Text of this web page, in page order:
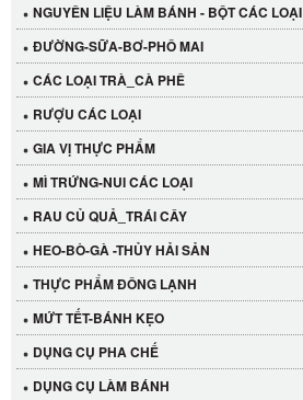
NGUYÊN LIỆU LÀM BÁNH - BỘT CÁC LOẠI
ĐƯỜNG-SỮA-BƠ-PHÔ MAI
CÁC LOẠI TRÀ_CÀ PHÊ
RƯỢU CÁC LOẠI
GIA VỊ THỰC PHẨM
MÌ TRỨNG-NUI CÁC LOẠI
RAU CỦ QUẢ_TRÁI CÂY
HEO-BÒ-GÀ -THỦY HẢI SẢN
THỰC PHẨM ĐÔNG LẠNH
MỨT TẾT-BÁNH KẸO
DỤNG CỤ PHA CHẾ
DỤNG CỤ LÀM BÁNH